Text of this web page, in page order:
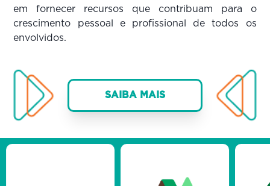
em fornecer recursos que contribuam para o
crescimento pessoal e profissional de todos os
envolvidos.
SAIBA MAIS